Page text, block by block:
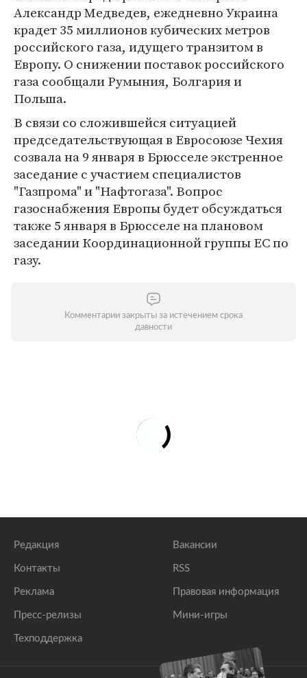
Александр Медведев, ежедневно Украина
крадет 35 миллионов кубических метров
российского газа, идущего транзитом в
Европу. О снижении поставок российского
газа сообщали Румыния, Болгария и
Польша.
В связи со сложившейся ситуацией
председательствующая в Евросоюзе Чехия
созвала на 9 января в Брюсселе экстренное
заседание с участием специалистов
"Газпрома" и "Нафтогаза". Вопрос
газоснабжения Европы будет обсуждаться
также 5 января в Брюсселе на плановом
заседании Координационной группы ЕС по
газу.
Комментарии закрыты за истечением срока
давности
Редакция
Контакты
Реклама
Пресс-релизы
Техподдержка
Вакансии
RSS
Правовая информация
Мини-игры